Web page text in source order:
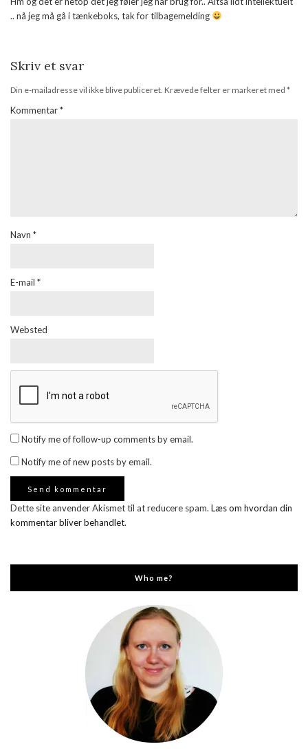
.. nå jeg må gå i tænkeboks, tak for tilbagemelding
Skriv et svar
Din e-mailadresse vil ikke blive publiceret. Krævede felter er markeret med *
Kommentar*
Navn *
E-mail *
Websted
Notify me of follow-up comments by email.
Notify me of new posts by email.
Dette site anvender Akismet til at reducere spam. Læs om hvordan din
kommentar bliver behandlet.
Who me?